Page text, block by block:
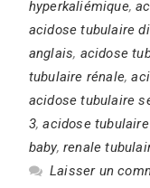
hyperkaliémique,
acidose tubulaire
anglais, acidose
tubulaire rénale,
acidose tubulaire
3,acidose
baby, renale
Laisser un